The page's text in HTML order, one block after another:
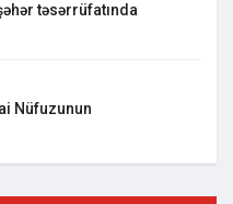
təsərrüfatında
Nüfuzunun